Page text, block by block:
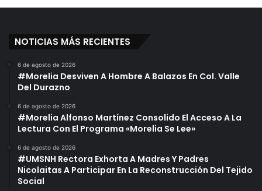
NOTICIAS MÁS RECIENTES
6 de agosto de 2026
#Morelia Desviven A Hombre A Balazos En Col. Valle
Del Durazno
6 de agosto de 2026
#Morelia Alfonso Martínez Consolido El Acceso A La
Lectura Con El Programa «Morelia Se Lee»
6 de agosto de 2026
#UMSNH Rectora Exhorta A Madres Y Padres
Nicolaitas A Participar En La Reconstrucción Del Tejido
Social